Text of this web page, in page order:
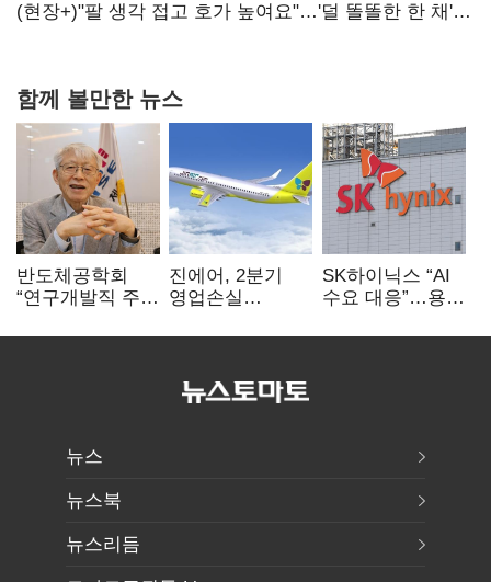
숙제
(현장+)"팔 생각 접고 호가 높여요"…'덜 똘똘한 한 채'
함께 볼만한 뉴스
반도체공학회
“연구개발직 주
개선해야”
진에어, 2분기
영업손실
상승 여파
SK하이닉스 “AI
수요 대응”…용인
투자
뉴스
뉴스북
뉴스리듬